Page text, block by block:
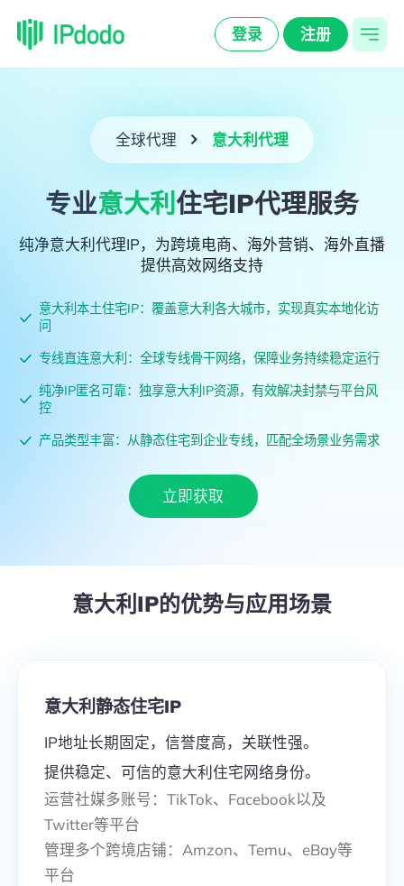
登录 注册
静态住宅IP代理 最受关注
动态住宅IP代理
中国-台湾
英国
跨境网络专线
TikTok专用网络专线 最受关注
全球跨境直播网络专线
SD-WAN企业跨境组网
支持热门地区
新加坡 马来西亚
越南
TikTok网络连接不稳定
TikTok网页版打不开
TikTok直播专线搭建
资源中心
出海百宝箱
检测IP属性
自研IPdodo客户端
电脑windows客户端
iOS客户端
Android客户端
macOS客户端
代理合作
全球代理 意大利 代理
专业意大利住宅IP代理服务
纯净意大利代理IP，为跨境电商、海外营销、海外直播
提供高效网络支持
意大利 本土住宅IP：覆盖意大利 各大城市，实现真实本地化访
问
专线直连意大利 ：全球专线骨干网络，保障业务持续稳定运行
纯净IP匿名可靠：独享意大利 IP资源，有效解决封禁与平台风
控
产品类型丰富：从静态住宅到企业专线，匹配全场景业务需求
立即获取
意大利 IP的优势与应用场景
意大利静态住宅IP
IP地址长期固定，信誉度高，关联性强。
提供稳定、可信的意大利住宅网络身份。
运营社媒多账号：TikTok、Facebook以及
Twitter等平台
管理多个跨境店铺：Amzon、Temu、eBay等
平台